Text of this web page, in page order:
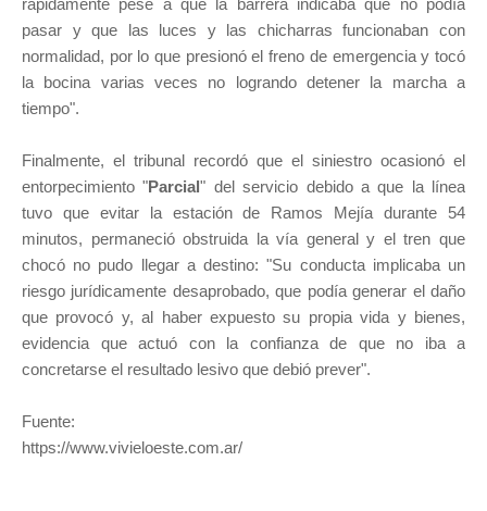
rápidamente pese a que la barrera indicaba que no podía
pasar y que las luces y las chicharras funcionaban con
normalidad, por lo que presionó el freno de emergencia y tocó
la bocina varias veces no logrando detener la marcha a
tiempo".
Finalmente, el tribunal recordó que el siniestro ocasionó el
entorpecimiento "Parcial" del servicio debido a que la línea
tuvo que evitar la estación de Ramos Mejía durante 54
minutos, permaneció obstruida la vía general y el tren que
chocó no pudo llegar a destino: "Su conducta implicaba un
riesgo jurídicamente desaprobado, que podía generar el daño
que provocó y, al haber expuesto su propia vida y bienes,
evidencia que actuó con la confianza de que no iba a
concretarse el resultado lesivo que debió prever".
Fuente:
https://www.vivieloeste.com.ar/